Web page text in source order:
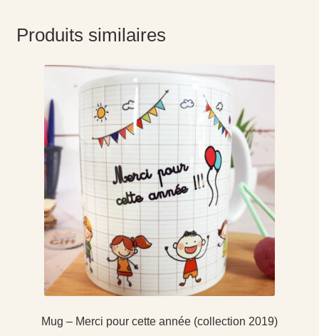
Produits similaires
Mug – Merci pour cette année (collection 2019)